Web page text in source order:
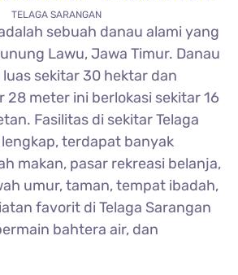
TELAGA SARANGAN
sebuah danau alami yang
Lawu, Jawa Timur. Danau
sekitar 30 hektar dan
28 meter ini berlokasi sekitar 16
Fasilitas di sekitar Telaga
terdapat banyak
makan, pasar rekreasi belanja,
umur, taman, tempat ibadah,
favorit di Telaga Sarangan
bahtera air, dan